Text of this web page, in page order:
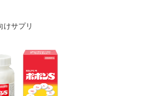
けサプリ